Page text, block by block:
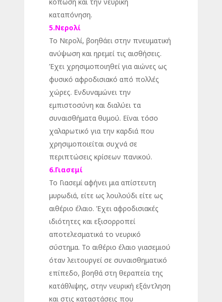
καταπόνηση.
5.Νερολί
Το Νερολί, βοηθάει στην πνευματική
ανύψωση και ηρεμεί τις αισθήσεις.
Έχει χρησιμοποιηθεί για αιώνες ως
φυσικό αφροδισιακό από πολλές
χώρες. Ενδυναμώνει την
εμπιστοσύνη και διαλύει τα
συναισθήματα θυμού. Είναι τόσο
χαλαρωτικό για την καρδιά που
χρησιμοποιείται συχνά σε
περιπτώσεις κρίσεων πανικού.
6.Γιασεμί
Το Γιασεμί αφήνει μια απίστευτη
μυρωδιά, είτε ως λουλούδι είτε ως
αιθέριο έλαιο. Έχει αφροδισιακές
ιδιότητες και εξισορροπεί
αποτελεσματικά το νευρικό
σύστημα. Το αιθέριο έλαιο γιασεμιού
όταν λειτουργεί σε συναισθηματικό
επίπεδο, βοηθά στη θεραπεία της
κατάθλιψης, στην νευρική εξάντληση
και στις καταστάσεις που